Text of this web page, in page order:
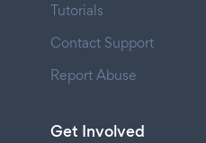
Tutorials
Contact Support
Report Abuse
Get Involved